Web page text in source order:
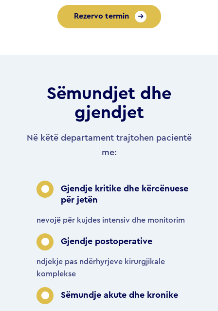
Rezervo termin
Sëmundjet dhe
gjendjet
Në këtë departament trajtohen pacientë
me:
Gjendje kritike dhe kërcënuese
për jetën
nevojë për kujdes intensiv dhe monitorim
Gjendje postoperative
ndjekje pas ndërhyrjeve kirurgjikale
komplekse
Sëmundje akute dhe kronike